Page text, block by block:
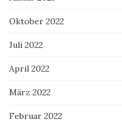
Oktober 2022
Juli 2022
April 2022
März 2022
Februar 2022